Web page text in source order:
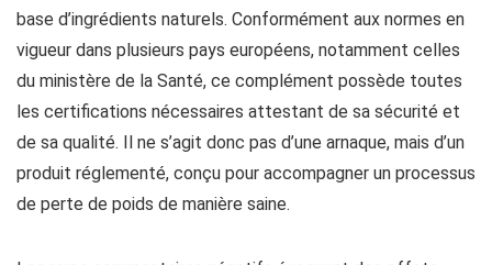
base d’ingrédients naturels. Conformément aux normes en
vigueur dans plusieurs pays européens, notamment celles
du ministère de la Santé, ce complément possède toutes
les certifications nécessaires attestant de sa sécurité et
de sa qualité. Il ne s’agit donc pas d’une arnaque, mais d’un
produit réglementé, conçu pour accompagner un processus
de perte de poids de manière saine.